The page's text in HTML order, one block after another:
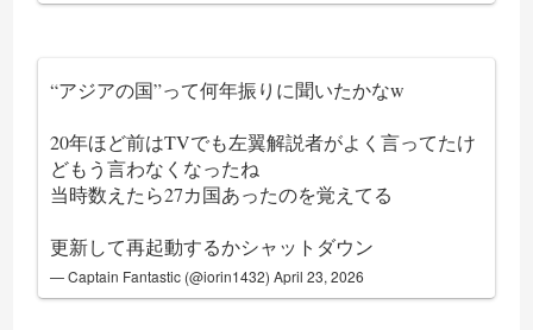
“アジアの国”って何年振りに聞いたかなw
20年ほど前はTVでも左翼解説者がよく言ってたけ
どもう言わなくなったね
当時数えたら27カ国あったのを覚えてる
更新して再起動するかシャットダウン
— Captain Fantastic (@iorin1432)April 23, 2026